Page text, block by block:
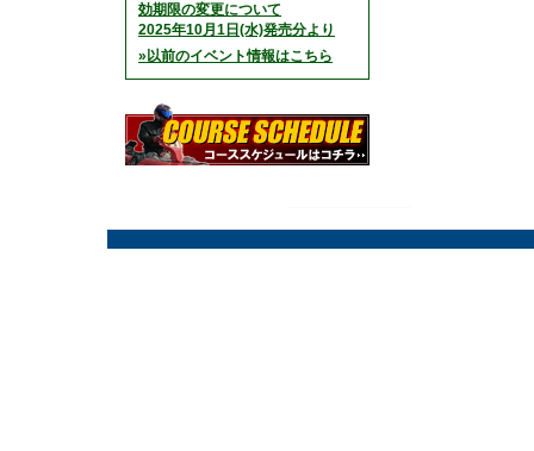
効期限の変更について
2025年10月1日(水)発売分より
»以前のイベント情報はこちら